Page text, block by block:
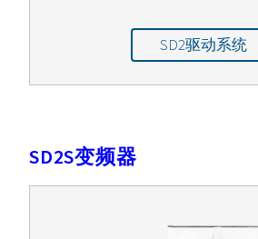
SD2驱动系统
SD2S变频器